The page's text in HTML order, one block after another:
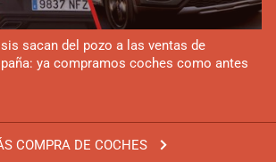
COMPRA DE COCHES
sacan del pozo a las ventas de
ya compramos coches como antes